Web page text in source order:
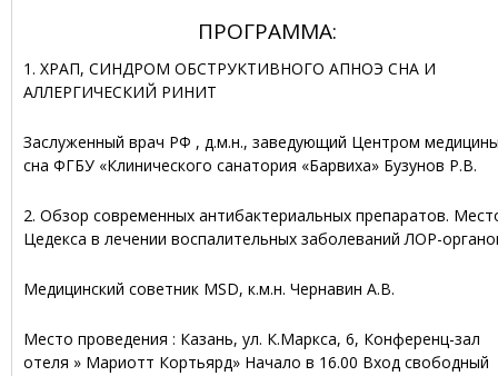
ПРОГРАММА:
1. ХРАП, СИНДРОМ ОБСТРУКТИВНОГО АПНОЭ СНА И
АЛЛЕРГИЧЕСКИЙ РИНИТ
Заслуженный врач РФ , д.м.н., заведующий Центром
сна ФГБУ «Клинического санатория «Барвиха» Бузунов Р.В.
2. Обзор современных антибактериальных препаратов.
Цедекса в лечении воспалительных заболеваний ЛОР-
Медицинский советник MSD, к.м.н. Чернавин А.В.
Место проведения : Казань, ул. К.Маркса, 6, Конференц-зал
отеля » Мариотт Кортьярд» Начало в 16.00 Вход свободный